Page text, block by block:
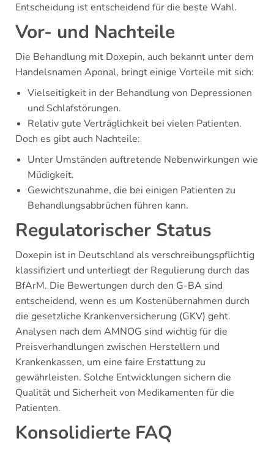
Entscheidung ist entscheidend für die beste Wahl.
Vor- und Nachteile
Die Behandlung mit Doxepin, auch bekannt unter dem
Handelsnamen Aponal, bringt einige Vorteile mit sich:
Vielseitigkeit in der Behandlung von Depressionen
und Schlafstörungen.
Relativ gute Verträglichkeit bei vielen Patienten.
Doch es gibt auch Nachteile:
Unter Umständen auftretende Nebenwirkungen wie
Müdigkeit.
Gewichtszunahme, die bei einigen Patienten zu
Behandlungsabbrüchen führen kann.
Regulatorischer Status
Doxepin ist in Deutschland als verschreibungspflichtig
klassifiziert und unterliegt der Regulierung durch das
BfArM. Die Bewertungen durch den G-BA sind
entscheidend, wenn es um Kostenübernahmen durch
die gesetzliche Krankenversicherung (GKV) geht.
Analysen nach dem AMNOG sind wichtig für die
Preisverhandlungen zwischen Herstellern und
Krankenkassen, um eine faire Erstattung zu
gewährleisten. Solche Entwicklungen sichern die
Qualität und Sicherheit von Medikamenten für die
Patienten.
Konsolidierte FAQ